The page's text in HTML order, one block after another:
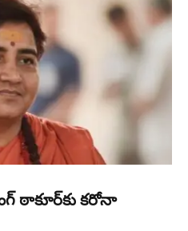
ఠాకూర్‌కు కరోనా